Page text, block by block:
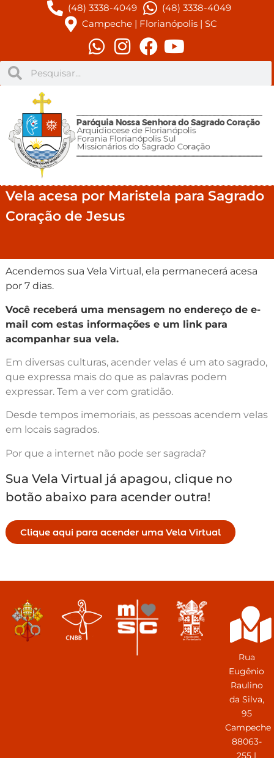
(48) 3338-4049
(48) 3338-4049
Campeche | Florianópolis | SC
Vela acesa por Maristela para Sagrado
Coração de Jesus
Acendemos sua Vela Virtual, ela permanecerá acesa
por 7 dias.
Você receberá uma mensagem no endereço de e-
mail com estas informações e um link para
acompanhar sua vela.
Em diversas culturas, acender velas é um ato sagrado,
que expressa mais do que as palavras podem
expressar. Tem a ver com gratidão.
Desde tempos imemoriais, as pessoas acendem velas
em locais sagrados.
Por que a internet não pode ser sagrada?
Sua Vela Virtual já apagou, clique no
botão abaixo para acender outra!
Clique aqui para acender uma Vela Virtual
Rua
Eugênio
Raulino
da Silva,
95
Campeche
88063-
255 |